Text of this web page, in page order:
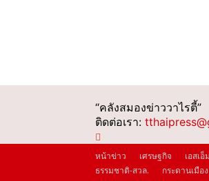
“คลังสมองข่าววาไรตี้”
ติดต่อเรา:
หน้าข่าว เศรษฐกิจ เอสเอ็
ธรรมชาติ-สวล.
กระดานเมือง